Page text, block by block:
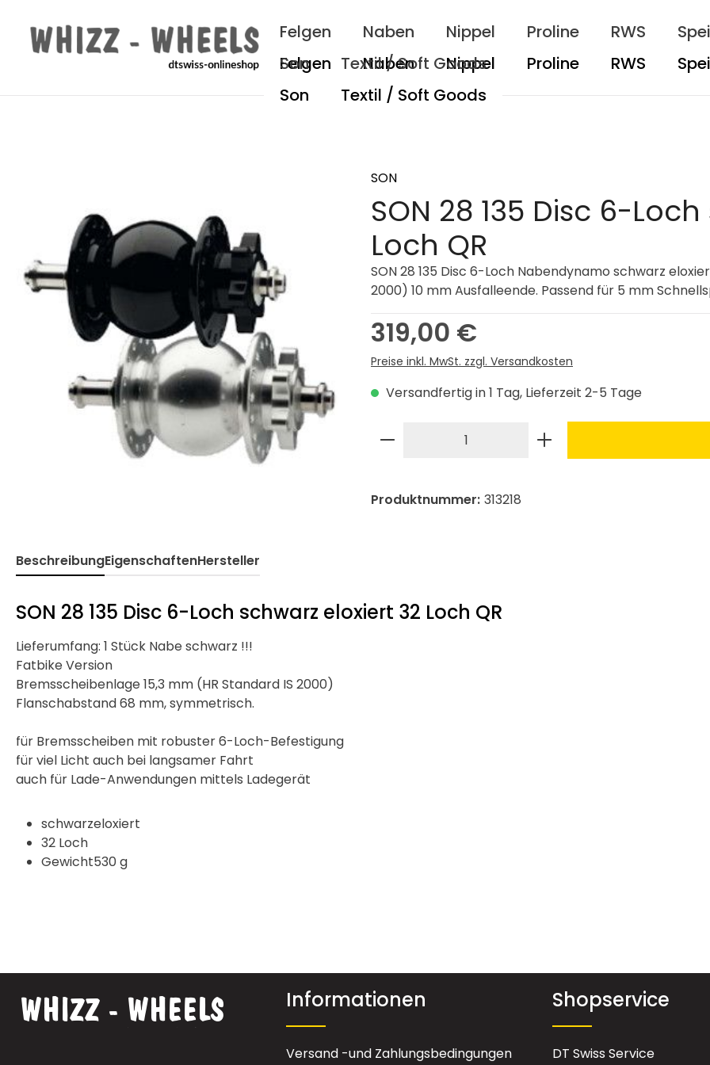
Felgen Naben Nippel Proline RWS
Son
Textil / Soft Goods
SON
SON 28 135 Disc 6-
Loch QR
SON 28 135 Disc 6-Loch Nabendynamo schwarz
2000) 10 mm Ausfalleende. Passend für 5 mm
Regulärer Preis:
319,00 €
Preise inkl. MwSt. zzgl. Versandkosten
Versandfertig in 1 Tag, Lieferzeit 2-5 Tage
Produkt Anzahl: Gib den
Produktnummer: 313218
BeschreibungEigenschaftenHersteller
SON 28 135 Disc 6-Loch schwarz eloxiert 32 Loch QR
Lieferumfang: 1 Stück Nabe schwarz !!!
Fatbike Version
Bremsscheibenlage 15,3 mm (HR Standard IS 2000)
Flanschabstand 68 mm, symmetrisch.
für Bremsscheiben mit robuster 6-Loch-Befestigung
für viel Licht auch bei langsamer Fahrt
auch für Lade-Anwendungen mittels Ladegerät
schwarzeloxiert
32 Loch
Gewicht530 g
Informationen
Versand -und Zahlungsbedingungen
Shopservice
DT Swiss Service